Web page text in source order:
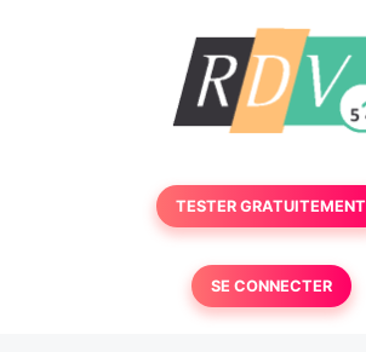
TESTER GRATUITEMENT
SE CONNECTER